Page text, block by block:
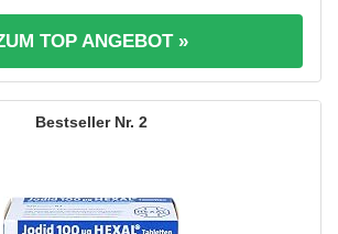
TOP ANGEBOT »
2